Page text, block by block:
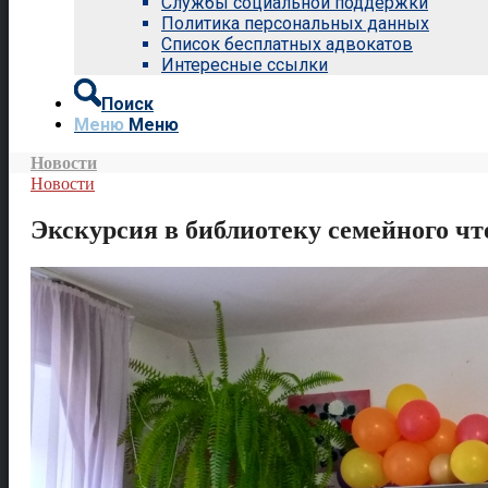
Политика персональных данных
Список бесплатных адвокатов
Интересные ссылки
Поиск
Меню Меню
Новости
Новости
Экскурсия в библиотеку семейного